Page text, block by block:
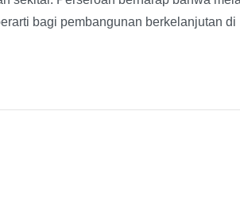
bagi pembangunan berkelanjutan di